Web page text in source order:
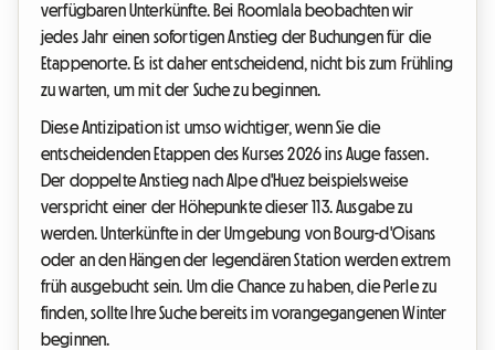
verfügbaren Unterkünfte. Bei Roomlala beobachten wir
jedes Jahr einen sofortigen Anstieg der Buchungen für die
Etappenorte. Es ist daher entscheidend, nicht bis zum Frühling
zu warten, um mit der Suche zu beginnen.
Diese Antizipation ist umso wichtiger, wenn Sie die
entscheidenden Etappen des Kurses 2026 ins Auge fassen.
Der doppelte Anstieg nach Alpe d'Huez beispielsweise
verspricht einer der Höhepunkte dieser 113. Ausgabe zu
werden. Unterkünfte in der Umgebung von Bourg-d'Oisans
oder an den Hängen der legendären Station werden extrem
früh ausgebucht sein. Um die Chance zu haben, die Perle zu
finden, sollte Ihre Suche bereits im vorangegangenen Winter
beginnen.